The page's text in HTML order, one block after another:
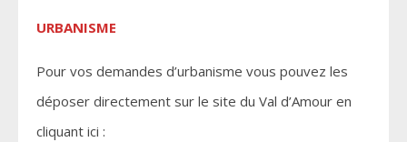
URBANISME
Pour vos demandes d’urbanisme vous pouvez les
déposer directement sur le site du Val d’Amour en
cliquant ici :